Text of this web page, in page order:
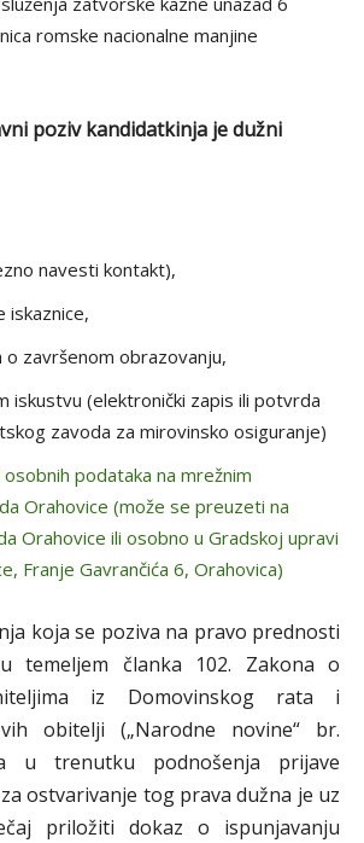
romske nacionalne manjine
poziv kandidatkinja je dužni
navesti kontakt),
iskaznice,
o završenom obrazovanju,
iskustvu (elektronički zapis ili potvrda
zavoda za mirovinsko osiguranje)
podataka na mrežnim
Orahovice (može se preuzeti na
Orahovice ili osobno u Gradskoj upravi
Franje Gavrančića 6, Orahovica)
koja se poziva na pravo prednosti
temeljem članka 102. Zakona o
iz Domovinskog rata i
obitelji („Narodne novine“ br.
u trenutku podnošenja prijave
ostvarivanje tog prava dužna je uz
priložiti dokaz o ispunjavanju